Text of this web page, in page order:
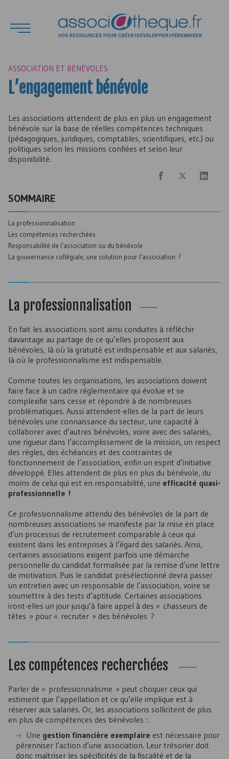
ASSOCIATION ET BÉNÉVOLES
L’engagement bénévole
Les associations attendent de plus en plus un engagement
bénévole sur la base de réelles compétences techniques
(pédagogiques, juridiques, comptables, scientifiques, etc.) ou
politiques selon les missions confiées et selon leur
disponibilité.
SOMMAIRE
La professionnalisation
Les compétences recherchées
Responsabilité de l’association ou du bénévole
La gouvernance collégiale, une solution pour l’association ?
La professionnalisation
En fait les associations sont ainsi conduites à réfléchir
davantage au partage de ce qu’elles proposent aux
bénévoles, là où la gratuité est indispensable et aux salariés,
là où le professionnalisme est indispensable.
Comme toutes les organisations, les associations doivent
faire face à un cadre réglementaire qui évolue et se
complexifie sans cesse et répondre à de nombreuses
problématiques. Aussi attendent-elles de la part de leurs
bénévoles une connaissance du secteur, une capacité à
collaborer avec d’autres bénévoles, voire avec des salariés,
une rigueur dans l’accomplissement de la mission, un respect
des règles, des échéances et des contraintes de
fonctionnement de l’association, enfin un esprit d’initiative
développé. Elles attendent de plus en plus du bénévole, du
moins de celui qui est en responsabilité, une efficacité quasi-
professionnelle !
Ce professionnalisme attendu des bénévoles de la part de
nombreuses associations se manifeste par la mise en place
d’un processus de recrutement comparable à ceux qui
existent dans les entreprises à l’égard des salariés. Ainsi,
certaines associations exigent parfois une démarche
personnelle du candidat formalisée par la remise d’une lettre
de motivation. Puis le candidat présélectionné devra passer
un entretien avec un responsable de l’association, voire se
soumettre à des tests d’aptitude. Certaines associations
iront-elles un jour jusqu’à faire appel à des « chasseurs de
têtes » pour « recruter » des bénévoles ?
Les compétences recherchées
Parler de « professionnalisme » peut choquer ceux qui
estiment que l’appellation et ce qu’elle implique est à
réserver aux salariés. Or, les associations sollicitent de plus
en plus de compétences des bénévoles :
Une gestion financière exemplaire est nécessaire pour
pérenniser l’action d’une association. Leur trésorier doit
donc maîtriser les spécificités de la fiscalité et de la